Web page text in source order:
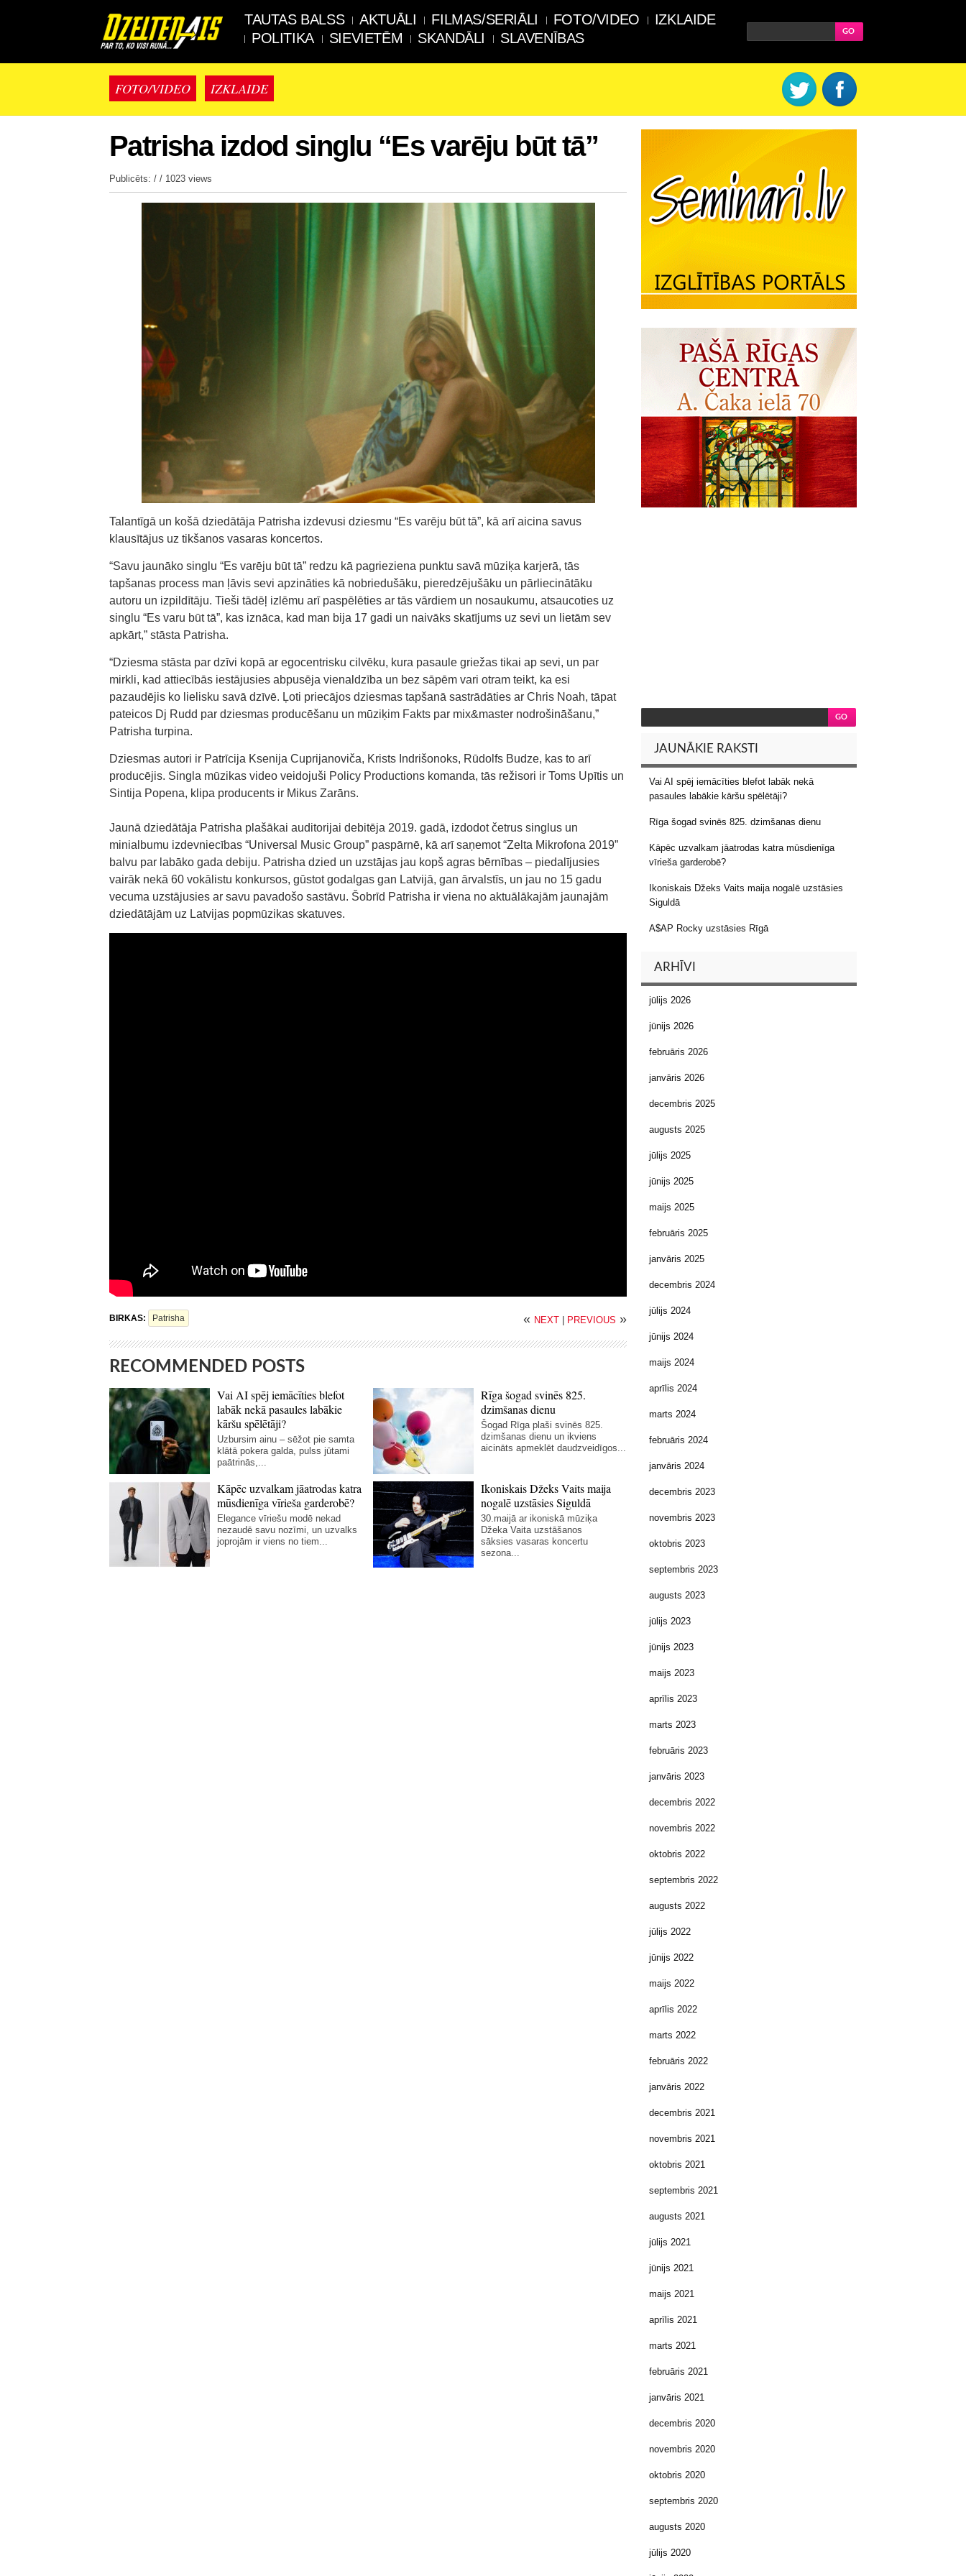
TAUTAS BALSS AKTUĀLI FILMAS/SERIĀLI FOTO/VIDEO
IZKLAIDE
POLITIKA
SIEVIETĒM SKANDĀLI SLAVENĪBAS
FOTO/VIDEO IZKLAIDE
Patrisha izdod singlu “Es varēju būt tā”
Publicēts: / / 1023 views
Talantīgā un košā dziedātāja Patrisha izdevusi dziesmu “Es varēju būt tā”, kā arī aicina savus
klausītājus uz tikšanos vasaras koncertos.
“Savu jaunāko singlu “Es varēju būt tā” redzu kā pagrieziena punktu savā mūziķa karjerā, tās
tapšanas process man ļāvis sevi apzināties kā nobriedušāku, pieredzējušāku un pārliecinātāku
autoru un izpildītāju. Tieši tādēļ izlēmu arī paspēlēties ar tās vārdiem un nosaukumu, atsaucoties uz
singlu “Es varu būt tā”, kas iznāca, kad man bija 17 gadi un naivāks skatījums uz sevi un lietām sev
apkārt,” stāsta Patrisha.
“Dziesma stāsta par dzīvi kopā ar egocentrisku cilvēku, kura pasaule griežas tikai ap sevi, un par
mirkli, kad attiecībās iestājusies abpusēja vienaldzība un bez sāpēm vari otram teikt, ka esi
pazaudējis ko lielisku savā dzīvē. Ļoti priecājos dziesmas tapšanā sastrādāties ar Chris Noah, tāpat
pateicos Dj Rudd par dziesmas producēšanu un mūziķim Fakts par mix&master nodrošināšanu,”
Patrisha turpina.
Dziesmas autori ir Patrīcija Ksenija Cuprijanoviča, Krists Indrišonoks, Rūdolfs Budze, kas to arī
producējis. Singla mūzikas video veidojuši Policy Productions komanda, tās režisori ir Toms Upītis un
Sintija Popena, klipa producents ir Mikus Zarāns.
Jaunā dziedātāja Patrisha plašākai auditorijai debitēja 2019. gadā, izdodot četrus singlus un
minialbumu izdevniecības “Universal Music Group” paspārnē, kā arī saņemot “Zelta Mikrofona 2019”
balvu par labāko gada debiju. Patrisha dzied un uzstājas jau kopš agras bērnības – piedalījusies
vairāk nekā 60 vokālistu konkursos, gūstot godalgas gan Latvijā, gan ārvalstīs, un jau no 15 gadu
vecuma uzstājusies ar savu pavadošo sastāvu. Šobrīd Patrisha ir viena no aktuālākajām jaunajām
dziedātājām uz Latvijas popmūzikas skatuves.
BIRKAS: Patrisha « NEXT PREVIOUS »
RECOMMENDED POSTS
Vai AI spēj iemācīties blefot
labāk nekā pasaules labākie
kāršu spēlētāji?
Uzbursim ainu – sēžot pie samta
klātā pokera galda, pulss jūtami
paātrinās,...
Rīga šogad svinēs 825.
dzimšanas dienu
Šogad Rīga plaši svinēs 825.
dzimšanas dienu un ikviens
aicināts apmeklēt daudzveidīgos...
Kāpēc uzvalkam jāatrodas katra
mūsdienīga vīrieša garderobē?
Elegance vīriešu modē nekad
nezaudē savu nozīmi, un uzvalks
joprojām ir viens no tiem...
Ikoniskais Džeks Vaits maija
nogalē uzstāsies Siguldā
30.maijā ar ikoniskā mūziķa
Džeka Vaita uzstāšanos
sāksies vasaras koncertu
sezona...
JAUNĀKIE RAKSTI
Vai AI spēj iemācīties blefot labāk nekā
pasaules labākie kāršu spēlētāji?
Rīga šogad svinēs 825. dzimšanas dienu
Kāpēc uzvalkam jāatrodas katra mūsdienīga
vīrieša garderobē?
Ikoniskais Džeks Vaits maija nogalē uzstāsies
Siguldā
A$AP Rocky uzstāsies Rīgā
ARHĪVI
jūlijs 2026
jūnijs 2026
februāris 2026
janvāris 2026
decembris 2025
augusts 2025
jūlijs 2025
jūnijs 2025
maijs 2025
februāris 2025
janvāris 2025
decembris 2024
jūlijs 2024
jūnijs 2024
maijs 2024
aprīlis 2024
marts 2024
februāris 2024
janvāris 2024
decembris 2023
novembris 2023
oktobris 2023
septembris 2023
augusts 2023
jūlijs 2023
jūnijs 2023
maijs 2023
aprīlis 2023
marts 2023
februāris 2023
janvāris 2023
decembris 2022
novembris 2022
oktobris 2022
septembris 2022
augusts 2022
jūlijs 2022
jūnijs 2022
maijs 2022
aprīlis 2022
marts 2022
februāris 2022
janvāris 2022
decembris 2021
novembris 2021
oktobris 2021
septembris 2021
augusts 2021
jūlijs 2021
jūnijs 2021
maijs 2021
aprīlis 2021
marts 2021
februāris 2021
janvāris 2021
decembris 2020
novembris 2020
oktobris 2020
septembris 2020
augusts 2020
jūlijs 2020